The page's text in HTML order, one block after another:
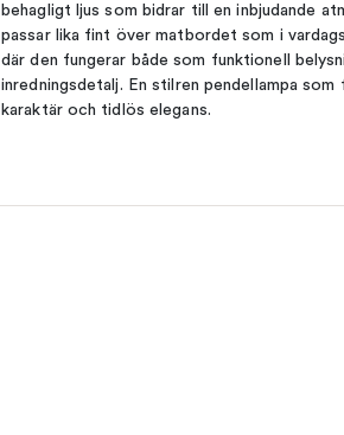
behagligt ljus som bidrar till en inbjudande
passar lika fint över matbordet som i
där den fungerar både som funktionell
inredningsdetalj. En stilren pendellampa som
karaktär och tidlös elegans.